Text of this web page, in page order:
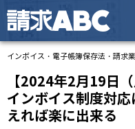
インボイス・電子帳簿保存法・請求
【2024年2月19日
インボイス制度対
えれば楽に出来る